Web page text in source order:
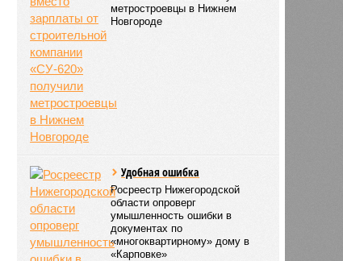
метростроевцы в Нижнем
Новгороде
Удобная ошибка
Росреестр Нижегородской
области опроверг
умышленность ошибки в
документах по
«многоквартирному» дому в
«Карповке»